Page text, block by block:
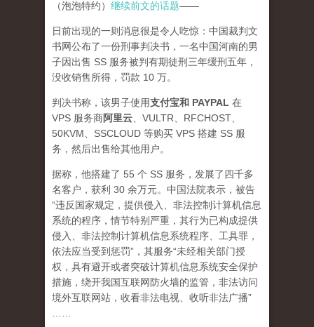
（泡泡特约） 继续前文的话题——
日前出现的一则消息很是令人吃惊：中国裁判文
书网公布了一份刑事判决书，一名中国河南的男
子因出售 SS 服务被判有期徒刑三年缓刑五年，
没收销售所得，罚款 10 万。
判决书称，该男子使用支付宝和 PAYPAL 在
VPS 服务商阿里云 、VULTR、RFCHOST、
50KVM、SSCLOUD 等购买 VPS 搭建 SS 服
务，然后出售给其他用户。
据称，他搭建了 55 个 SS 服务，发展了四千多
名客户，获利 30 余万元。中国法院表示，被告
“违反国家规定，提供侵入、非法控制计算机信息
系统的程序，情节特别严重，其行为已构成提供
侵入、非法控制计算机信息系统程序、工具罪，
依法应当受到惩罚”，其服务“未经相关部门授
权，具有避开或者突破计算机信息系统安全保护
措施，绕开我国互联网防火墙的监管，非法访问
境外互联网站，收看非法电视、收听非法广播”